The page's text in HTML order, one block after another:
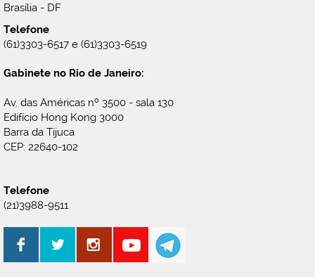
Brasília - DF
Telefone
(61)3303-6517 e (61)3303-6519
Gabinete no Rio de Janeiro:
Av. das Américas nº 3500 - sala 130
Edifício Hong Kong 3000
Barra da Tijuca
CEP: 22640-102
Telefone
(21)3988-9511